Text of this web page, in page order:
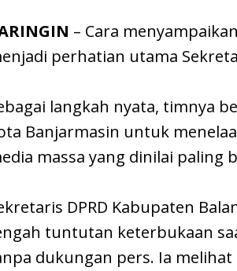
– Cara
perhatian utama
langkah nyata, timnya
Banjarmasin untuk
massa yang dinilai paling
DPRD Kabupaten
tuntutan keterbukaan
dukungan pers. Ia